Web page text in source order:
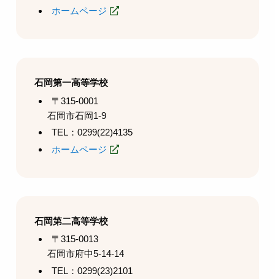
ホームページ
石岡第一高等学校
〒315-0001
石岡市石岡1-9
TEL：0299(22)4135
ホームページ
石岡第二高等学校
〒315-0013
石岡市府中5-14-14
TEL：0299(23)2101